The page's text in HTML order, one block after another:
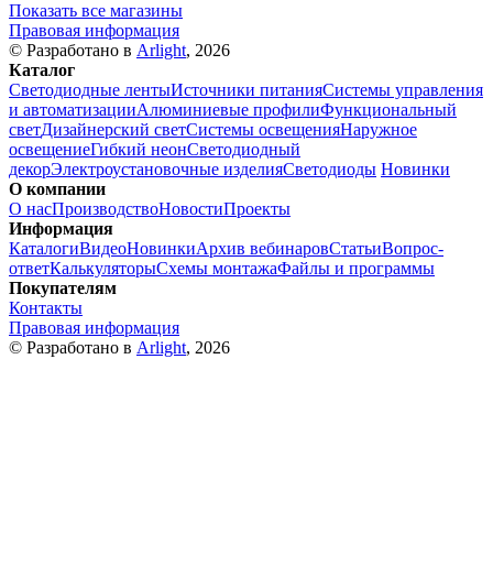
Показать все магазины
Правовая информация
© Разработано в Arlight, 2026
Каталог
Светодиодные лентыИсточники питанияСистемы управления
и автоматизацииАлюминиевые профилиФункциональный
светДизайнерский светСистемы освещенияНаружное
освещениеГибкий неонСветодиодный
декорЭлектроустановочные изделияСветодиоды Новинки
О компании
О насПроизводствоНовостиПроекты
Информация
КаталогиВидеоНовинкиАрхив вебинаровСтатьиВопрос-
ответКалькуляторыСхемы монтажаФайлы и программы
Покупателям
Контакты
Правовая информация
© Разработано в Arlight, 2026